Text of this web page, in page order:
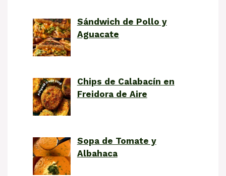
Sándwich de Pollo y
Aguacate
Chips de Calabacín en
Freidora de Aire
Sopa de Tomate y
Albahaca